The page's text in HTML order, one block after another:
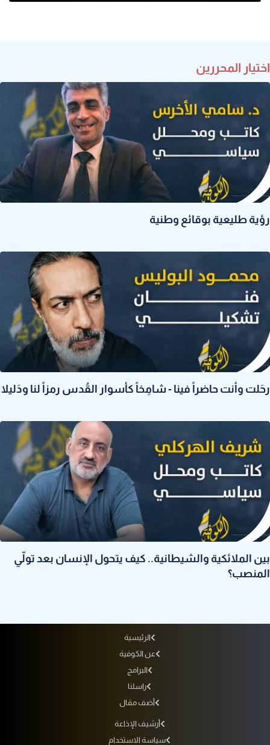
اختيار المحررين
رؤية طليعية بوقائع وطنية
رحَلت وأنت حاضراً فينا - شامِخاً كأسوار القُدس رمزاً لنا ودَليلا
بين الملائكية والشيطانية.. كيف يتحول الإنسان بعد تولّي
المنصب؟
الرئيسية
عن الكوفية
البرامج
راسلنا
أضف مقال
أرشيف الإذاعة
سياسة الاستخدام